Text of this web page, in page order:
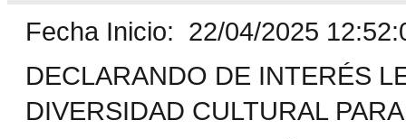
Fecha Inicio: 22/04/2025
DECLARANDO DE INTERÉS
DIVERSIDAD CULTURAL